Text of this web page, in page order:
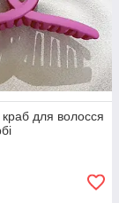
для волосся